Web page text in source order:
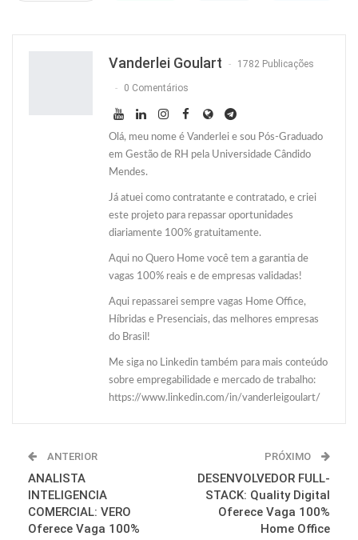
Vanderlei Goulart 1782 Publicações
0 Comentários
Olá, meu nome é Vanderlei e sou Pós-Graduado
em Gestão de RH pela Universidade Cândido
Mendes.
Já atuei como contratante e contratado, e criei
este projeto para repassar oportunidades
diariamente 100% gratuitamente.
Aqui no Quero Home você tem a garantia de
vagas 100% reais e de empresas validadas!
Aqui repassarei sempre vagas Home Office,
Híbridas e Presenciais, das melhores empresas
do Brasil!
Me siga no Linkedin também para mais conteúdo
sobre empregabilidade e mercado de trabalho:
https://www.linkedin.com/in/vanderleigoulart/
ANTERIOR
ANALISTA
INTELIGENCIA
COMERCIAL: VERO
Oferece Vaga 100%
PRÓXIMO
DESENVOLVEDOR FULL-
STACK: Quality Digital
Oferece Vaga 100%
Home Office